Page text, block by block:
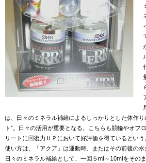
は、日々のミネラル補給によるしっかりとした体作り
ト”。日々の活用が重要となる。こちらも競輪やオフ
リートに回復力ＵＰにおいて好評価を得ているという
使い方は、「アクア」は運動時、またはその前後の水
日々のミネラル補給として、一回５ml～10mlをその